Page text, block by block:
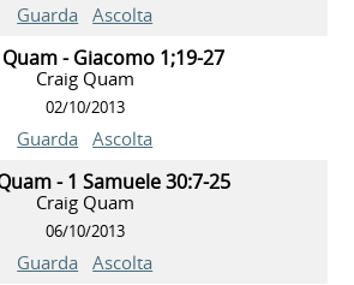
Guarda Ascolta
- Giacomo 1;19-27
Craig Quam
02/10/2013
Guarda Ascolta
- 1 Samuele 30:7-25
Craig Quam
06/10/2013
Guarda Ascolta